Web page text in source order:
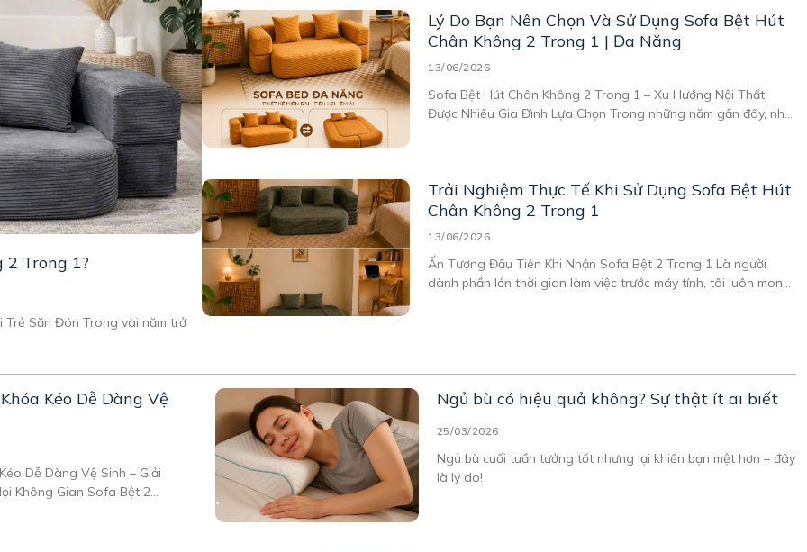
2 Trong 1?
Trẻ Săn Đón Trong vài năm trở
Lý Do Bạn Nên Chọn Và Sử Dụng Sofa Bệt Hút
Chân Không 2 Trong 1 | Đa Năng
13/06/2026
Sofa Bệt Hút Chân Không 2 Trong 1 – Xu Hướng Nội Thất
Được Nhiều Gia Đình Lựa Chọn Trong những năm gần đây, nhu
Trải Nghiệm Thực Tế Khi Sử Dụng Sofa Bệt Hút
Chân Không 2 Trong 1
13/06/2026
Ấn Tượng Đầu Tiên Khi Nhận Sofa Bệt 2 Trong 1 Là người
dành phần lớn thời gian làm việc trước máy tính, tôi luôn mong
Kéo Dễ Dàng Vệ
Dễ Dàng Vệ Sinh – Giải
Không Gian Sofa Bệt 2
Ngủ bù có hiệu quả không? Sự thật ít ai biết
25/03/2026
Ngủ bù cuối tuần tưởng tốt nhưng lại khiến bạn mệt hơn – đây
là lý do!